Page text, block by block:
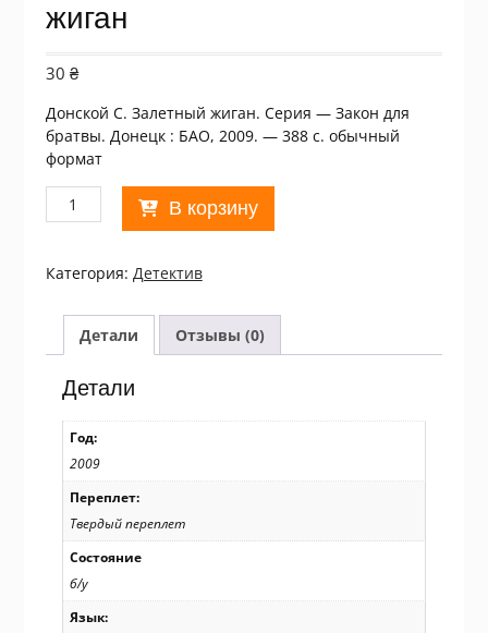
жиган
30 ₴
Донской С. Залетный жиган. Серия — Закон для
братвы. Донецк : БАО, 2009. — 388 с. обычный
формат
Количество
товара
Донской.
Залетный
жиган
В корзину
Категория: Детектив
Детали Отзывы (0)
Детали
Год:
2009
Переплет:
Твердый переплет
Состояние
б/у
Язык: